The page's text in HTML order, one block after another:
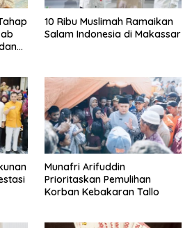
10 Ribu Muslimah Ramaikan
Salam Indonesia di Makassar
Munafri Arifuddin
Prioritaskan Pemulihan
Korban Kebakaran Tallo